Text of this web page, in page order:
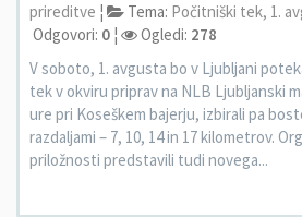
prireditve ¦ Tema: Počitniški tek, 1.
Odgovori: 0 ¦ Ogledi: 278
V soboto, 1. avgusta bo v Ljubljani
tek v okviru priprav na NLB Ljubljanski
ure pri Koseškem bajerju, izbirali pa
razdaljami – 7, 10, 14 in 17 kilometrov.
priložnosti predstavili tudi novega...